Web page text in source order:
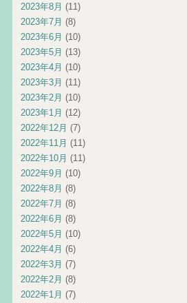
2023年8月 (11)
2023年7月 (8)
2023年6月 (10)
2023年5月 (13)
2023年4月 (10)
2023年3月 (11)
2023年2月 (10)
2023年1月 (12)
2022年12月 (7)
2022年11月 (11)
2022年10月 (11)
2022年9月 (10)
2022年8月 (8)
2022年7月 (8)
2022年6月 (8)
2022年5月 (10)
2022年4月 (6)
2022年3月 (7)
2022年2月 (8)
2022年1月 (7)